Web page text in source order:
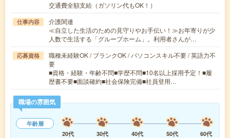
交通費全額支給（ガソリン代もOK！）
仕事内容
介護関連
≪自立した生活のための見守りやお手伝い！≫お年寄りが少
人数で生活する「グループホーム」。利用者さんが…
応募資格
職種未経験OK / ブランクOK / パソコンスキル不要 / 英語力不
要
■資格・経験・年齢不問■学歴不問■10名以上採用予定！■履
歴書不要■面談確約■社会保険完備■社員登用…
職場の雰囲気
年齢層
20代
30代 40代 50代
60代